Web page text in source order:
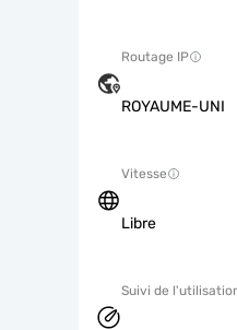
Routage IP
ROYAUME-UNI
Vitesse
Libre
Suivi de